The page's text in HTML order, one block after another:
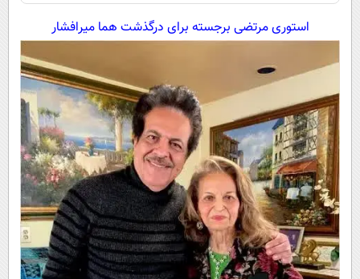
استوری مرتضی برجسته برای درگذشت هما میرافشار